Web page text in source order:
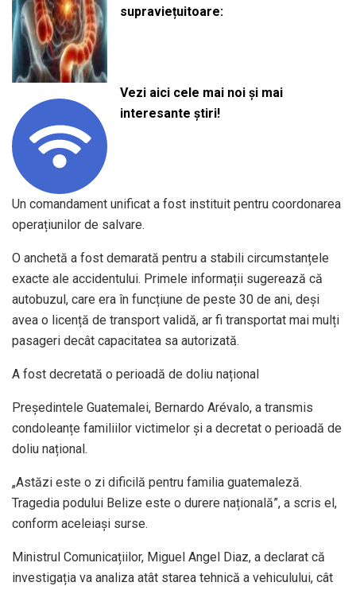
supraviețuitoare:
Vezi aici cele mai noi și mai
interesante știri!
Un comandament unificat a fost instituit pentru coordonarea
operațiunilor de salvare.
O anchetă a fost demarată pentru a stabili circumstanțele
exacte ale accidentului. Primele informații sugerează că
autobuzul, care era în funcțiune de peste 30 de ani, deși
avea o licență de transport validă, ar fi transportat mai mulți
pasageri decât capacitatea sa autorizată.
A fost decretată o perioadă de doliu național
Președintele Guatemalei, Bernardo Arévalo, a transmis
condoleanțe familiilor victimelor și a decretat o perioadă de
doliu național.
„Astăzi este o zi dificilă pentru familia guatemaleză.
Tragedia podului Belize este o durere națională”, a scris el,
conform aceleiași surse.
Ministrul Comunicațiilor, Miguel Angel Diaz, a declarat că
investigația va analiza atât starea tehnică a vehiculului, cât